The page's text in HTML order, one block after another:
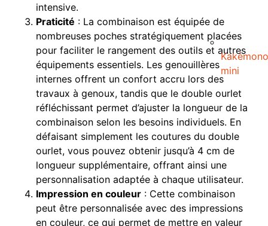
Kakémono
mini
intensive.
Praticité : La combinaison est équipée de
nombreuses poches stratégiquement placées
pour faciliter le rangement des outils et autres
équipements essentiels. Les genouillères
internes offrent un confort accru lors des
travaux à genoux, tandis que le double ourlet
réfléchissant permet d’ajuster la longueur de la
combinaison selon les besoins individuels. En
défaisant simplement les coutures du double
ourlet, vous pouvez obtenir jusqu’à 4 cm de
longueur supplémentaire, offrant ainsi une
personnalisation adaptée à chaque utilisateur.
Impression en couleur : Cette combinaison
peut être personnalisée avec des impressions
en couleur, ce qui permet de mettre en valeur